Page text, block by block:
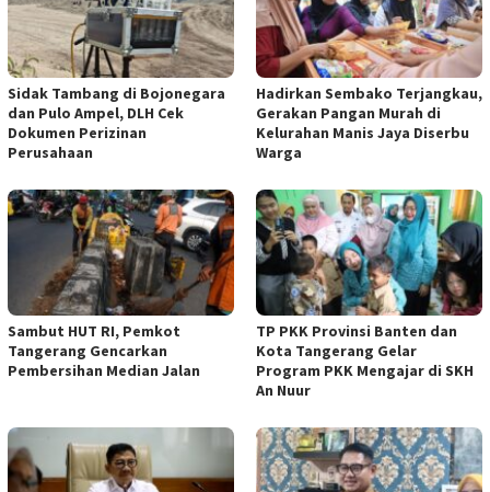
Sidak Tambang di Bojonegara
dan Pulo Ampel, DLH Cek
Dokumen Perizinan
Perusahaan
Hadirkan Sembako Terjangkau,
Gerakan Pangan Murah di
Kelurahan Manis Jaya Diserbu
Warga
Sambut HUT RI, Pemkot
Tangerang Gencarkan
Pembersihan Median Jalan
TP PKK Provinsi Banten dan
Kota Tangerang Gelar
Program PKK Mengajar di SKH
An Nuur